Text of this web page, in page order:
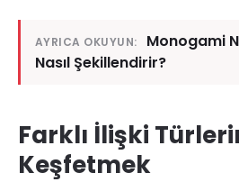
AYRICA OKUYUN:
Monogami
Nasıl Şekillendirir?
Farklı İlişki
Keşfetmek